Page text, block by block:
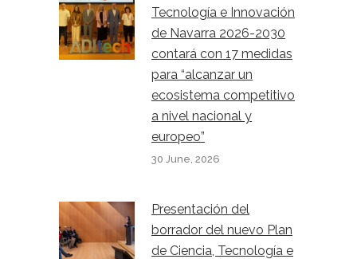
Tecnología e Innovación
de Navarra 2026-2030
contará con 17 medidas
para “alcanzar un
ecosistema competitivo
a nivel nacional y
europeo”
30 June, 2026
Presentación del
borrador del nuevo Plan
de Ciencia, Tecnología e